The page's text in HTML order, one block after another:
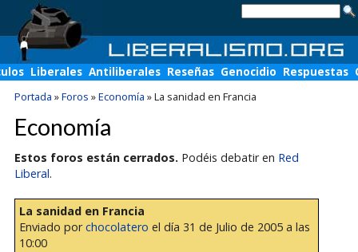
Liberales Antiliberales Reseñas Genocidio Respuestas
Portada »Foros »Economía »La sanidad en Francia
Economía
Estos foros están cerrados. Podéis debatir en Red
Liberal.
La sanidad en Francia
Enviado porchocolatero el día 31 de Julio de 2005 a las
10:00